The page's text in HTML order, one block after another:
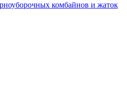
комбайнов и жаток